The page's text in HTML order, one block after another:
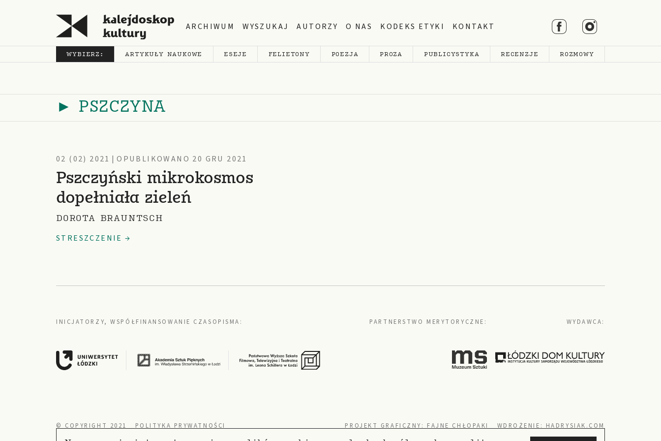
ARCHIWUM WYSZUKAJ AUTORZY O NAS KODEKS ETYKI KONTAKT
WYBIERZ: ARTYKUŁY NAUKOWE ESEJE FELIETONY POEZJA PROZA PUBLICYSTYKA RECENZJE ROZMOWY
► PSZCZYNA
02 (02) 2021 | OPUBLIKOWANO 20 GRU 2021
Pszczyński mikrokosmos
dopełniała zieleń
DOROTA BRAUNTSCH
STRESZCZENIE →
INICJATORZY, WSPÓŁFINANSOWANIE CZASOPISMA: PARTNERSTWO MERYTORYCZNE: WYDAWCA:
© COPYRIGHT 2021 POLITYKA PRYWATNOŚCI PROJEKT GRAFICZNY: FAJNE CHŁOPAKI WDROŻENIE: HADRYSIAK.COM